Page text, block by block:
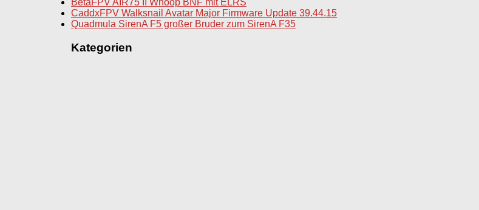
BetaFPV AIR75 II Whoop BNF mit ELRS
CaddxFPV Walksnail Avatar Major Firmware Update 39.44.15
Quadmula SirenA F5 großer Bruder zum SirenA F35
Kategorien